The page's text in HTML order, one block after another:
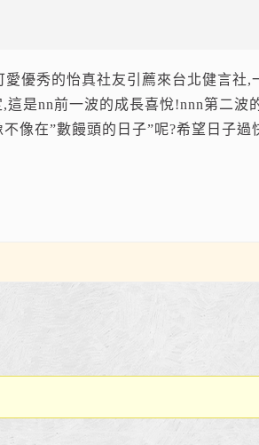
優秀的怡真社友引薦來台北健言社
是nn前一波的成長喜悅!nnn第二
像在”數饅頭的日子”呢?希望日子